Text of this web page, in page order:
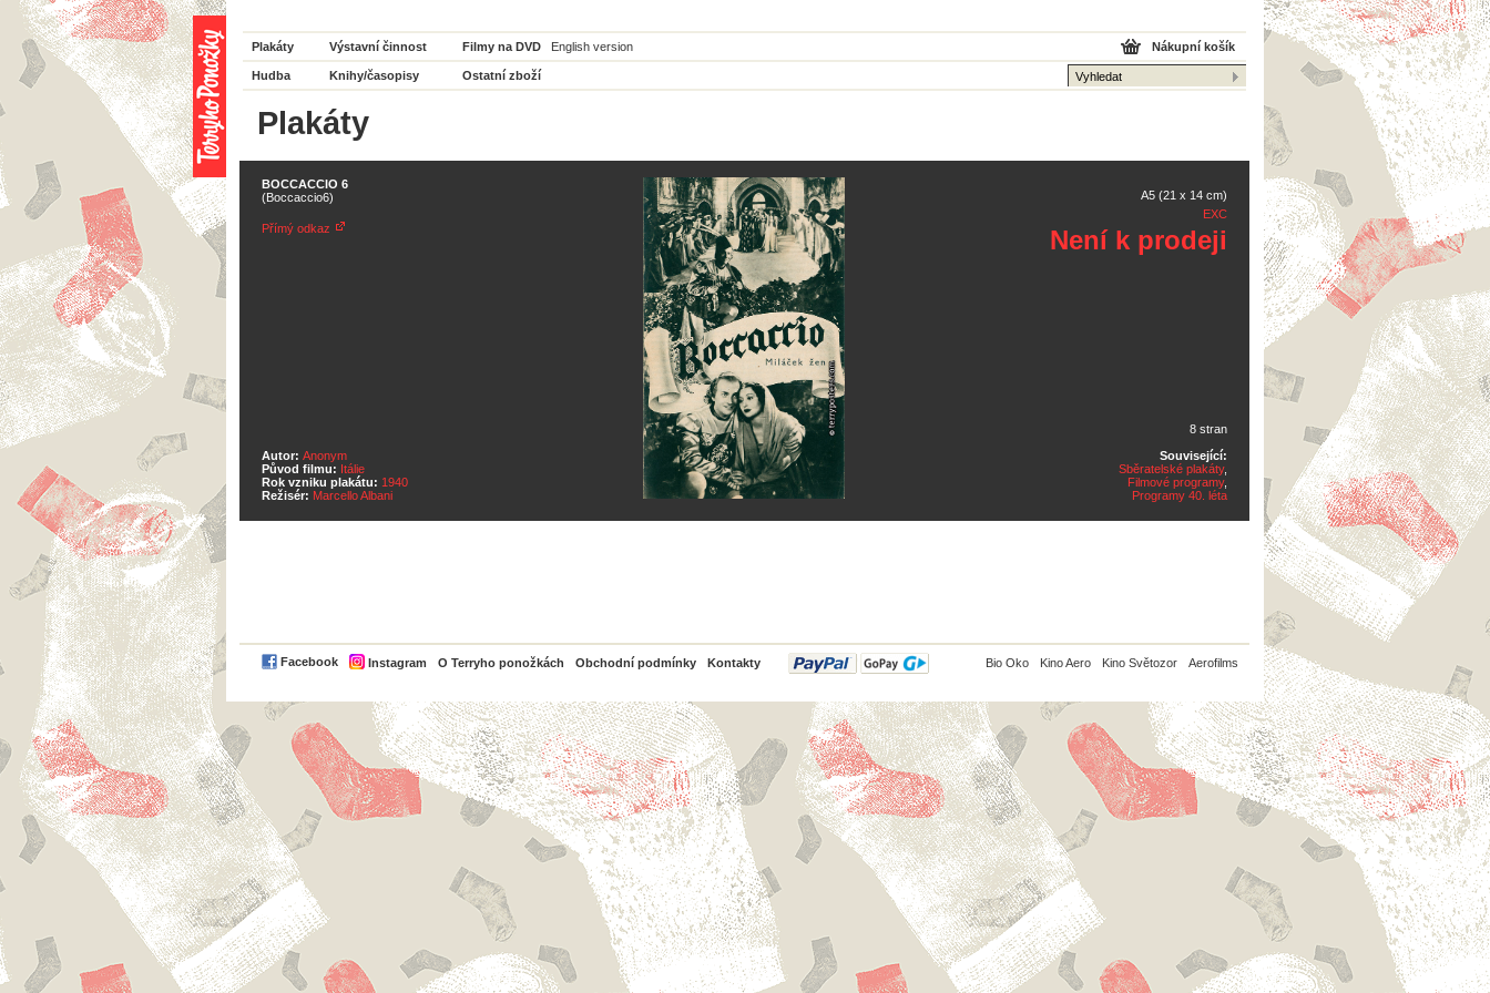
Plakáty Výstavní činnost Filmy na DVD English version
Hudba Knihy/časopisy Ostatní zboží
Nákupní košík
Plakáty
BOCCACCIO 6
(Boccaccio6)
Přímý odkaz
Autor: Anonym
Původ filmu: Itálie
Rok vzniku plakátu: 1940
Režisér: Marcello Albani
A5 (21 x 14 cm)
EXC
Není k prodeji
8 stran
Související:
Sběratelské plakáty,
Filmové programy,
Programy 40. léta
Facebook Instagram O Terryho ponožkách Obchodní podmínky Kontakty
PayPal Bio Oko Kino Aero Kino Světozor Aerofilms